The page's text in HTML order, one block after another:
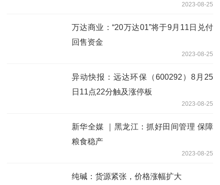
2023-08-25
万达商业：“20万达01”将于9月11日兑付
回售资金
2023-08-25
异动快报：远达环保（600292）8月25
日11点22分触及涨停板
2023-08-25
新华全媒 ｜黑龙江：抓好田间管理 保障
粮食稳产
2023-08-25
纯碱：货源紧张，价格涨幅扩大